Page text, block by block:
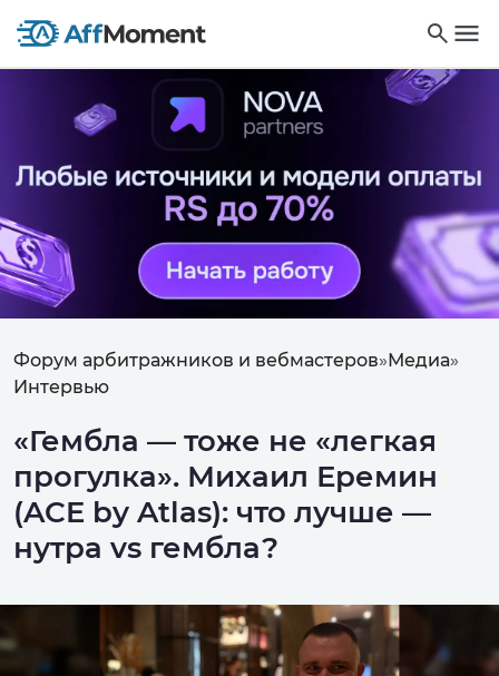
Форум арбитражников и вебмастеров»Медиа»
Интервью
«Гембла — тоже не «легкая
прогулка». Михаил Еремин
(ACE by Atlas): что лучше —
нутра vs гембла?